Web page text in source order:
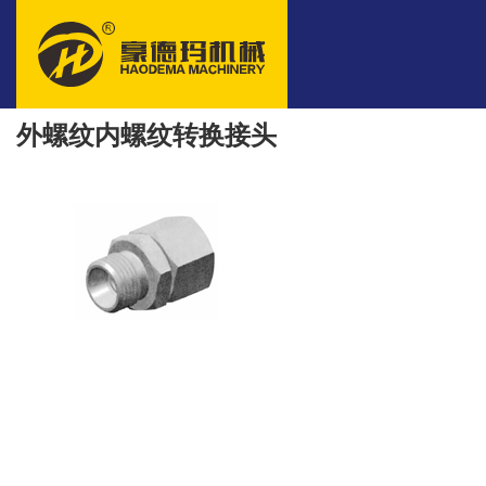
外螺纹内螺纹转换接头